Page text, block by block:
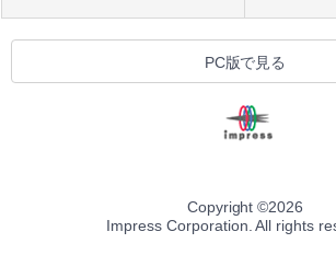
PC版で見る
Copyright ©2026
Impress Corporation. All rights